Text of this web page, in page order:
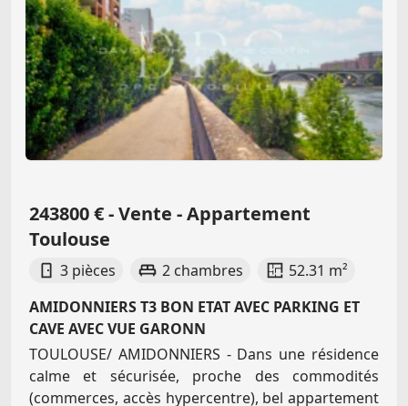
243800 € - Vente - Appartement
Toulouse
3 pièces 2 chambres
52.31 m²
AMIDONNIERS T3 BON ETAT AVEC PARKING ET
CAVE AVEC VUE GARONN
TOULOUSE/ AMIDONNIERS - Dans une résidence
calme et sécurisée, proche des commodités
(commerces, accès hypercentre), bel appartement